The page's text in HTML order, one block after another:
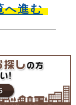
へ進む